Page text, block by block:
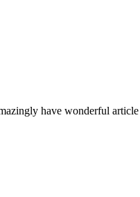
have wonderful